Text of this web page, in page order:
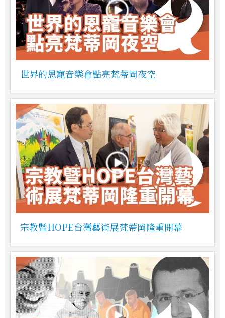
世界的恩寵音樂會點亮梵蒂岡夜空
宗教暨HOPE台灣藝術展梵蒂岡隆重開幕